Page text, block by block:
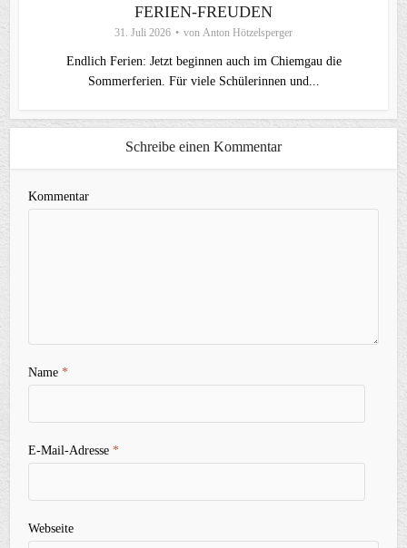
FERIEN-FREUDEN
31. Juli 2026 von Anton Hötzelsperger
Endlich Ferien: Jetzt beginnen auch im Chiemgau die
Sommerferien. Für viele Schülerinnen und...
Schreibe einen Kommentar
Kommentar
Name*
E-Mail-Adresse*
Webseite